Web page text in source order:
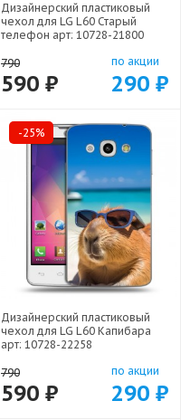
Дизайнерский пластиковый
чехол для LG L60 Старый
телефон арт: 10728-21800
790
590 ₽
по акции
290 ₽
-25%
Дизайнерский пластиковый
чехол для LG L60 Капибара
арт: 10728-22258
790
590 ₽
по акции
290 ₽